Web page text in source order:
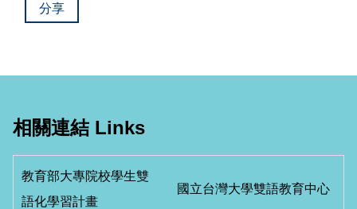
分享
相關連結 Links
教育部大專院校學生雙
語化學習計畫
國立台灣大學雙語教育中心